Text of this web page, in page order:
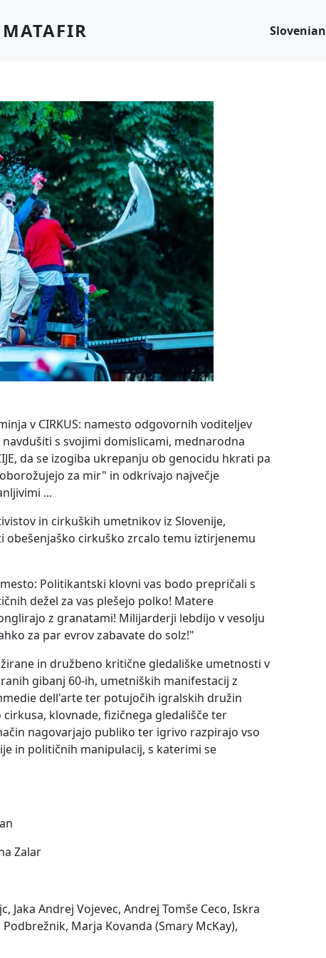
Slovenian
v CIRKUS: namesto odgovornih voditeljev
s svojimi domislicami, mednarodna
da se izogiba ukrepanju ob genocidu hkrati pa
za mir" in odkrivajo največje
...
in cirkuških umetnikov iz Slovenije,
obešenjaško cirkuško zrcalo temu iztirjenemu
Politikantski klovni vas bodo prepričali s
dežel za vas plešejo polko! Matere
z granatami! Milijarderji lebdijo v vesolju
za par evrov zabavate do solz!"
in družbeno kritične gledališke umetnosti v
gibanj 60-ih, umetniških manifestacij z
dell'arte ter potujočih igralskih družin
klovnade, fizičnega gledališče ter
nagovarjajo publiko ter igrivo razpirajo vso
in političnih manipulacij, s katerimi se
Zalar
Jaka Andrej Vojevec, Andrej Tomše Ceco, Iskra
Marja Kovanda (Smary McKay),